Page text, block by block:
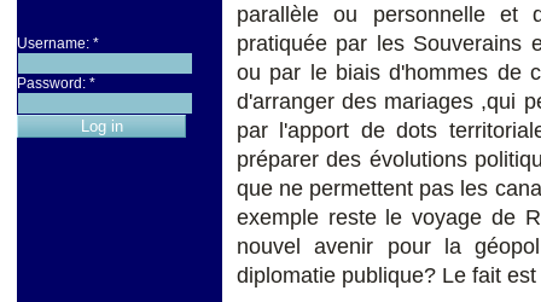
Username: *
Password: *
parallèle ou personnelle et
pratiquée par les Souverains
ou par le biais d'hommes de
d'arranger des mariages ,qui
par l'apport de dots
préparer des évolutions
que ne permettent pas les
exemple reste le voyage de
nouvel avenir pour la
diplomatie publique? Le fait